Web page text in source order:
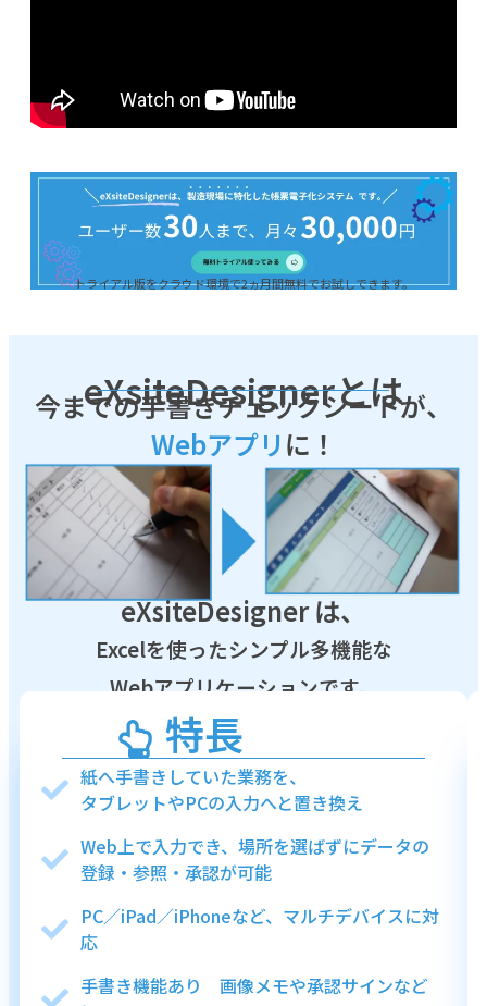
トライアル版をクラウド環境で2ヵ月間無料でお試しできます。
eXsiteDesignerとは
今までの手書きチェックシートが、
Webアプリ に！
eXsiteDesigner は、
Excelを使ったシンプル多機能な
Webアプリケーションです。
特長
紙へ手書きしていた業務を、
タブレットやPCの入力へと置き換え
Web上で入力でき、場所を選ばずにデータの
登録・参照・承認が可能
PC／iPad／iPhoneなど、マルチデバイスに対
応
手書き機能あり 画像メモや承認サインなど